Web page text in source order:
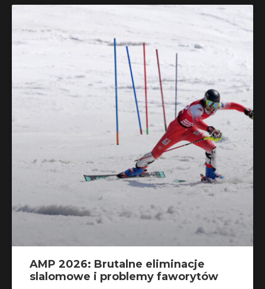
AMP 2026: Brutalne eliminacje
slalomowe i problemy faworytów